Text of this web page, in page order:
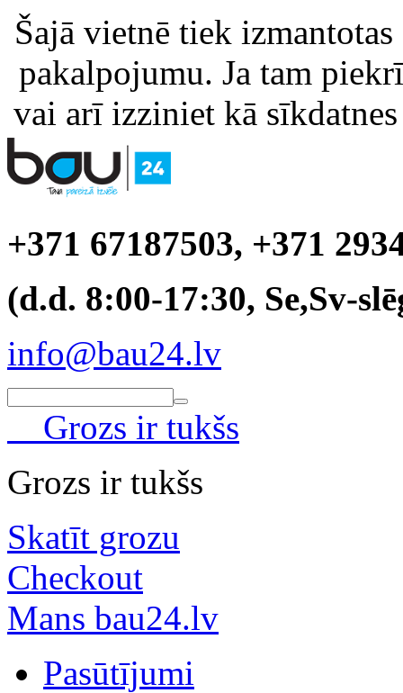
Šajā vietnē tiek
pakalpojumu. Ja tam
vai arī izziniet kā
+371 67187503, +371
(d.d. 8:00-17:30, Se,Sv-
info@bau24.lv
Grozs ir tukšs
Grozs ir tukšs
Skatīt grozu
Checkout
Mans bau24.lv
Pasūtījumi